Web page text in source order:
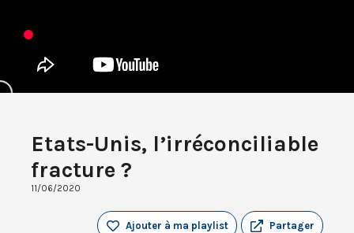
Etats-Unis, l’irréconciliable
fracture ?
11/06/2020
Partager
Ajouter à ma playlist